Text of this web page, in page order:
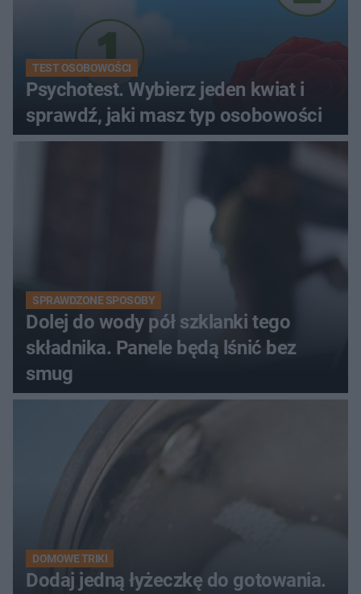
TEST OSOBOWOŚCI
Psychotest. Wybierz jeden kwiat i
sprawdź, jaki masz typ osobowości
SPRAWDZONE SPOSOBY
Dolej do wody pół szklanki tego
składnika. Panele będą lśnić bez
smug
DOMOWE TRIKI
Dodaj jedną łyżeczkę do gotowania.